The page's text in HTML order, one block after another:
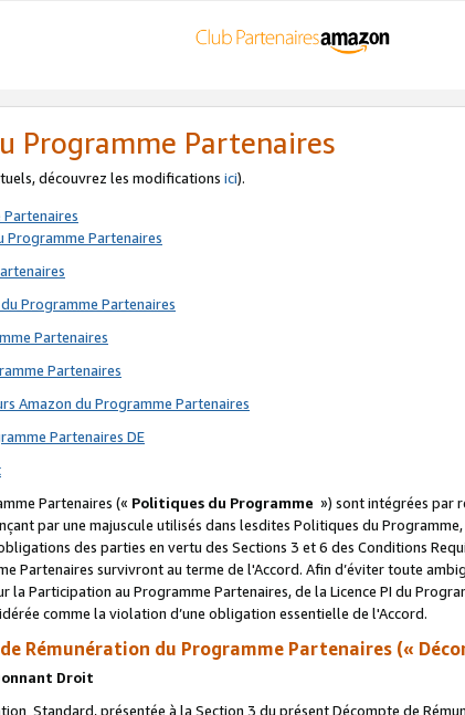
Programme Partenaires
découvrez les modifications ici).
Programme Partenaires
Programme Partenaires
Partenaires
Partenaires
Amazon du Programme Partenaires
Partenaires DE
Partenaires (« Politiques du Programme ») sont intégrées par
par une majuscule utilisés dans lesdites Politiques du
des parties en vertu des Sections 3 et 6 des Conditions
Partenaires survivront au terme de l'Accord. Afin d’éviter toute
Participation au Programme Partenaires, de la Licence PI du
comme la violation d’une obligation essentielle de l'Accord.
Rémunération du Programme Partenaires («
Droit
Standard, présentée à la Section 3 du présent Décompte de